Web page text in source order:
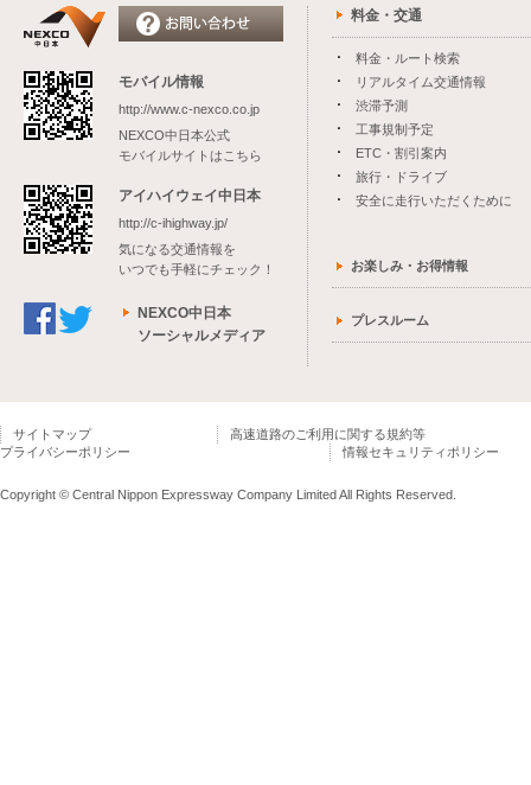
モバイル情報
http://www.c-nexco.co.jp
NEXCO中日本公式
モバイルサイトはこちら
アイハイウェイ中日本
http://c-ihighway.jp/
気になる交通情報を
いつでも手軽にチェック！
NEXCO中日本
ソーシャルメディア
料金・交通
料金・ルート検索
リアルタイム交通情報
渋滞予測
工事規制予定
ETC・割引案内
旅行・ドライブ
安全に走行いただくために
お楽しみ・お得情報
プレスルーム
サイトマップ
高速道路のご利用に関する規約等
プライバシーポリシー
情報セキュリティポリシー
Copyright © Central Nippon Expressway Company Limited All Rights Reserved.